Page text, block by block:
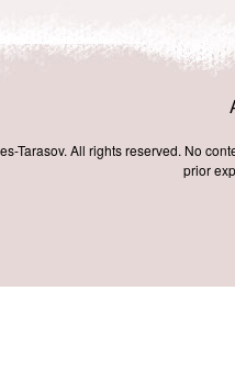
Tarasov. All rights reserved. No
prior